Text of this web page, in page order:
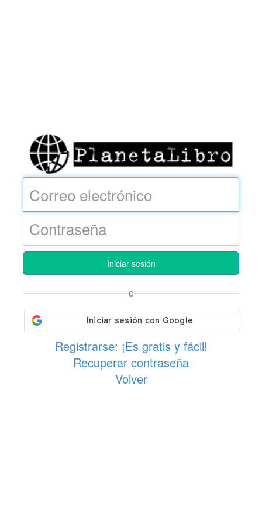
Contraseña
Iniciar sesión
o
Registrarse: ¡Es gratis y fácil!
Recuperar contraseña
Volver